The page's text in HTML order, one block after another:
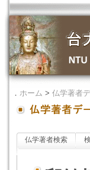
． ホーム > 仏学著者
仏学著者検索